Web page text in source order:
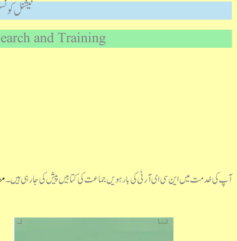
نیشنل
and Training
آپ کی خدمت میں این سی ای آر ٹی کی بارہویں جماعت کی کتابیں پیش کی جارہی ہیں۔